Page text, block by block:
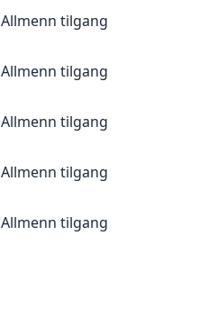
Allmenn tilgang
Allmenn tilgang
Allmenn tilgang
Allmenn tilgang
Allmenn tilgang